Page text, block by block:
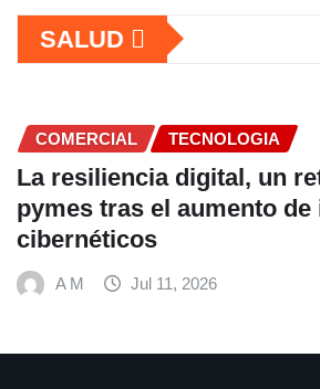
SALUD
COMERCIAL TECNOLOGIA
La resiliencia digital, un
pymes tras el aumento
cibernéticos
A M Jul 11, 2026